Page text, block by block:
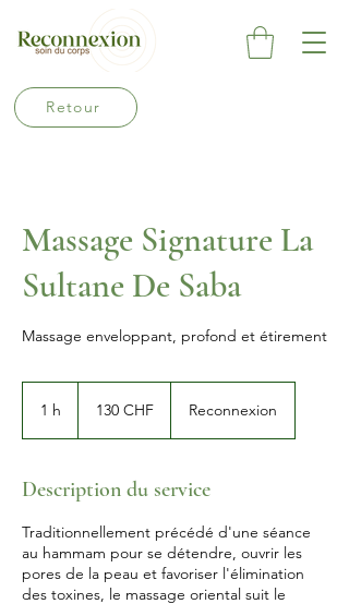
Retour
Massage Signature La
Sultane De Saba
Massage enveloppant, profond et étirement
1 h
suisses
130 CHF Reconnexion
Description du service
Traditionnellement précédé d'une séance
au hammam pour se détendre, ouvrir les
pores de la peau et favoriser l'élimination
des toxines, le massage oriental suit le